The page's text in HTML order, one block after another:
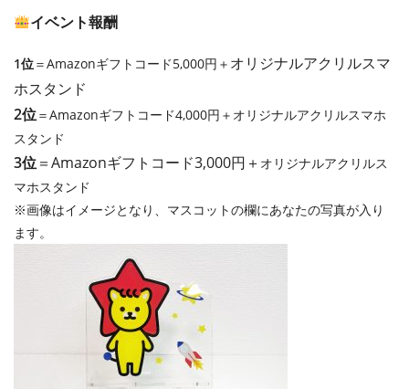
イベント報酬
1位＝Amazonギフトコード5,000円＋ オリジナルアクリルスマ
ホスタンド
2位＝Amazonギフトコード4,000円＋オリジナルアクリルスマホ
スタンド
3位＝Amazonギフトコード3,000円＋ オリジナルアクリルス
マホスタンド
※画像はイメージとなり、マスコットの欄にあなたの写真が入り
ます。